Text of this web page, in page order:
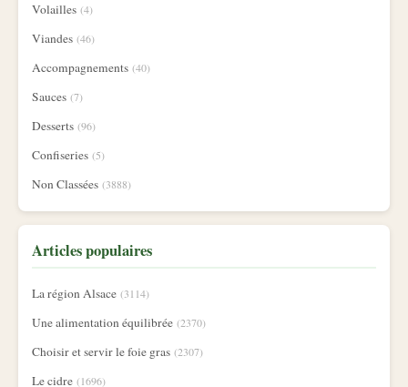
Volailles (4)
Viandes (46)
Accompagnements (40)
Sauces (7)
Desserts (96)
Confiseries (5)
Non Classées (3888)
Articles populaires
La région Alsace (3114)
Une alimentation équilibrée (2370)
Choisir et servir le foie gras (2307)
Le cidre (1696)